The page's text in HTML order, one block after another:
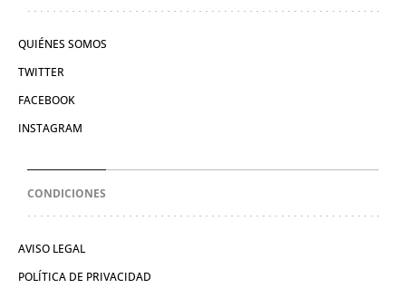
QUIÉNES SOMOS
TWITTER
FACEBOOK
INSTAGRAM
CONDICIONES
AVISO LEGAL
POLÍTICA DE PRIVACIDAD